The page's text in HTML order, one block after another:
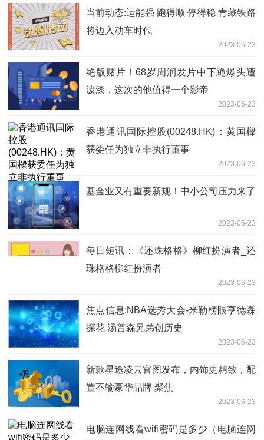
当前动态:运能强 跑得顺 停得稳 青藏铁路
将迈入动车时代
2023-06-23
绝版赌片！68岁周润发片中下跪爆头遭
泼漆，这次的他值得一个影帝
2023-06-23
香港通讯国际控股(00248.HK)：黄国樑
获委任为独立非执行董事
2023-06-23
基金业又有重要新规！中小公司压力来了
2023-06-23
每日短讯：《还珠格格》柳红扮演者_还
珠格格柳红扮演者
2023-06-23
焦点信息:NBA选秀大会-米勒榜眼亨德森
探花 汤普森兄弟创历史
2023-06-23
新款星途凌云官图发布，内饰更精致，配
置不输豪华品牌 聚焦
2023-06-23
电脑连网线看wifi密码是多少（电脑连网